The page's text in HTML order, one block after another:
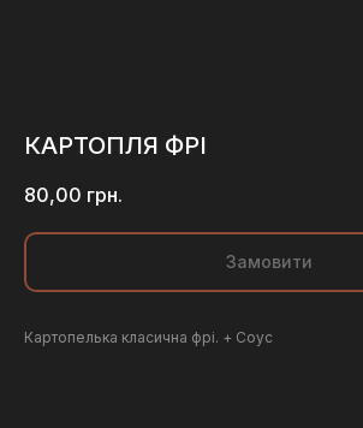
КАРТОПЛЯ ФРІ
80,00 грн.
Замовити
Картопелька класична фрі. + Соус